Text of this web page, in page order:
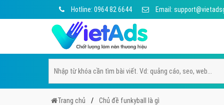
Hotline: 0964 82 6644 Email:
Trang chủ Chủ đề funkyball là gì